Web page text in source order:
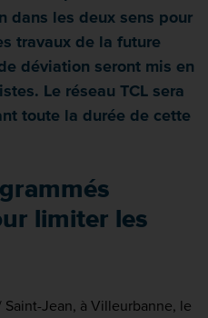
dans les deux sens pour
travaux de la future
déviation seront mis en
Le réseau TCL sera
toute la durée de cette
limiter les
Jean, à Villeurbanne, le